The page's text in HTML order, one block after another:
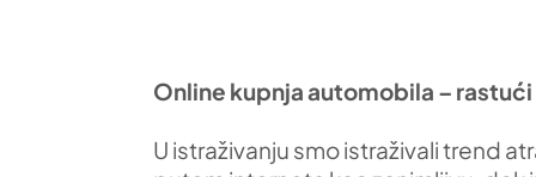
Online kupnja automobila –
U istraživanju smo istraživali trend